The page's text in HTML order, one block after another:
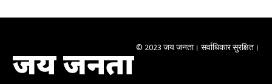
जय जनता © 2023 जय जनता। सर्वाधिकार सुरक्षित।